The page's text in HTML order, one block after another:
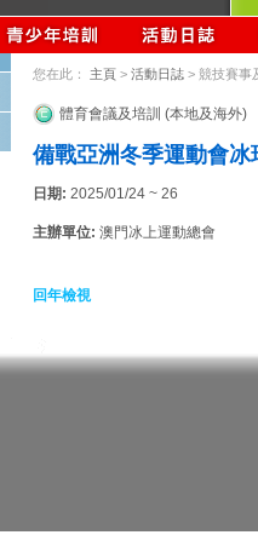
您在此： 主頁 > 活動日誌 > 競技賽事
體育會議及培訓 (本地及海外)
備戰亞洲冬季運動會
日期: 2025/01/24 ~ 26
主辦單位: 澳門冰上運動總會
回年檢視